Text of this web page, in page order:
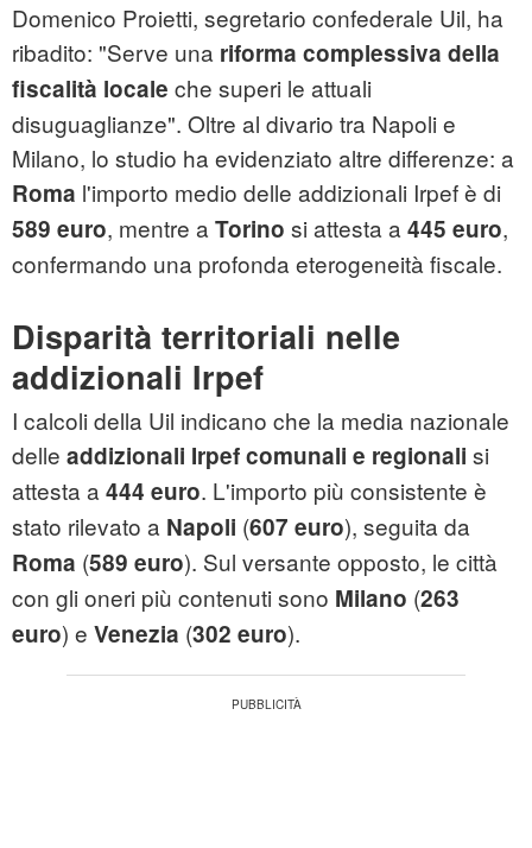
Domenico Proietti, segretario confederale Uil, ha
ribadito: "Serve una riforma complessiva della
fiscalità locale che superi le attuali
disuguaglianze". Oltre al divario tra Napoli e
Milano, lo studio ha evidenziato altre differenze: a
Roma l'importo medio delle addizionali Irpef è di
589 euro, mentre a Torino si attesta a 445 euro,
confermando una profonda eterogeneità fiscale.
Disparità territoriali nelle
addizionali Irpef
I calcoli della Uil indicano che la media nazionale
delle addizionali Irpef comunali e regionali si
attesta a 444 euro. L'importo più consistente è
stato rilevato a Napoli (607 euro), seguita da
Roma (589 euro). Sul versante opposto, le città
con gli oneri più contenuti sono Milano (263
euro) e Venezia (302 euro).